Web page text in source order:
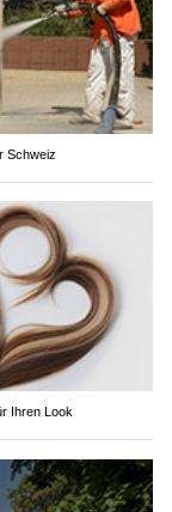
Schweiz
Ihren Look